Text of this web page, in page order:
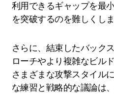
利用できるギャップを最
を突破するのを難しくしま
さらに、結束したバック
ローチやより複雑なビル
さまざまな攻撃スタイル
な練習と戦略的な議論は